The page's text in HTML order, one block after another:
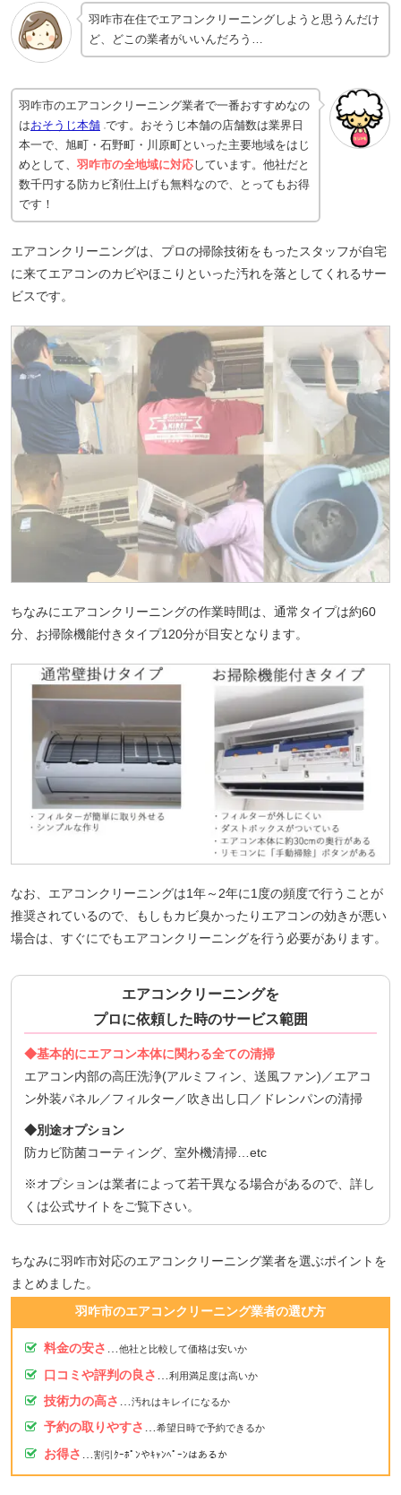
羽咋市在住でエアコンクリーニングしようと思うんだけ
ど、どこの業者がいいんだろう…
羽咋市のエアコンクリーニング業者で一番おすすめなの
はおそうじ本舗 です。おそうじ本舗の店舗数は業界日
本一で、旭町・石野町・川原町といった主要地域をはじ
めとして、 羽咋市の全地域に対応 しています。他社だと
数千円する防カビ剤仕上げも無料なので、とってもお得
です！
エアコンクリーニングは、プロの掃除技術をもったスタッフが自宅
に来てエアコンのカビやほこりといった汚れを落としてくれるサー
ビスです。
ちなみにエアコンクリーニングの作業時間は、通常タイプは約60
分、お掃除機能付きタイプ120分が目安となります。
なお、エアコンクリーニングは1年～2年に1度の頻度で行うことが
推奨されているので、もしもカビ臭かったりエアコンの効きが悪い
場合は、すぐにでもエアコンクリーニングを行う必要があります。
エアコンクリーニングを
プロに依頼した時のサービス範囲
◆基本的にエアコン本体に関わる全ての清掃
エアコン内部の高圧洗浄(アルミフィン、送風ファン)／エアコ
ン外装パネル／フィルター／吹き出し口／ドレンパンの清掃
◆別途オプション
防カビ防菌コーティング、室外機清掃…etc
※オプションは業者によって若干異なる場合があるので、詳し
くは公式サイトをご覧下さい。
ちなみに羽咋市対応のエアコンクリーニング業者を選ぶポイントを
まとめました。
羽咋市のエアコンクリーニング業者の選び方
料金の安さ …他社と比較して価格は安いか
口コミや評判の良さ 利用満足度は高いか
技術力の高さ 汚れはキレイになるか
予約の取りやすさ …希望日時で予約できるか
お得さ 割引ｸｰﾎﾟﾝやｷｬﾝﾍﾟｰﾝはあるか